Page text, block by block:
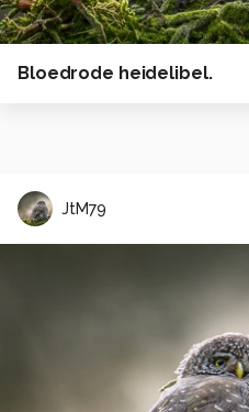
Bloedrode heidelibel.
JtM79